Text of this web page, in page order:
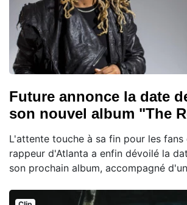
Future annonce la date
son nouvel album "The
L'attente touche à sa fin pour les fans
rappeur d'Atlanta a enfin dévoilé la
son prochain album, accompagné